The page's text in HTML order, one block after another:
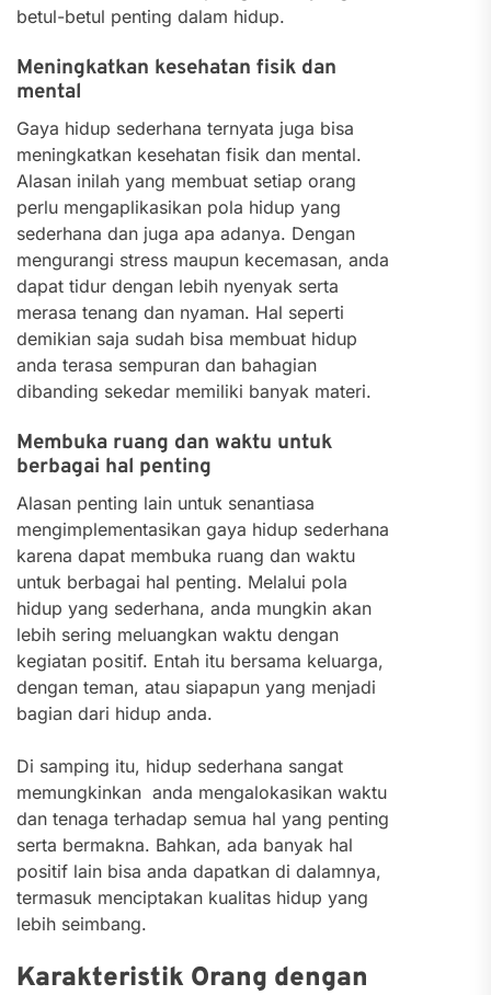
betul-betul penting dalam hidup.
Meningkatkan kesehatan fisik dan
mental
Gaya hidup sederhana ternyata juga bisa
meningkatkan kesehatan fisik dan mental.
Alasan inilah yang membuat setiap orang
perlu mengaplikasikan pola hidup yang
sederhana dan juga apa adanya. Dengan
mengurangi stress maupun kecemasan, anda
dapat tidur dengan lebih nyenyak serta
merasa tenang dan nyaman. Hal seperti
demikian saja sudah bisa membuat hidup
anda terasa sempuran dan bahagian
dibanding sekedar memiliki banyak materi.
Membuka ruang dan waktu untuk
berbagai hal penting
Alasan penting lain untuk senantiasa
mengimplementasikan gaya hidup sederhana
karena dapat membuka ruang dan waktu
untuk berbagai hal penting. Melalui pola
hidup yang sederhana, anda mungkin akan
lebih sering meluangkan waktu dengan
kegiatan positif. Entah itu bersama keluarga,
dengan teman, atau siapapun yang menjadi
bagian dari hidup anda.
Di samping itu, hidup sederhana sangat
memungkinkan anda mengalokasikan waktu
dan tenaga terhadap semua hal yang penting
serta bermakna. Bahkan, ada banyak hal
positif lain bisa anda dapatkan di dalamnya,
termasuk menciptakan kualitas hidup yang
lebih seimbang.
Karakteristik Orang dengan